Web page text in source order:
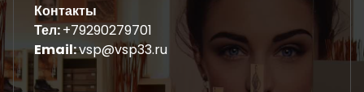
Контакты
Тел:+79290279701
Email:vsp@vsp33.ru